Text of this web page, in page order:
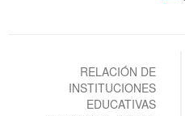
entradas
RELACIÓN DE
INSTITUCIONES
EDUCATIVAS